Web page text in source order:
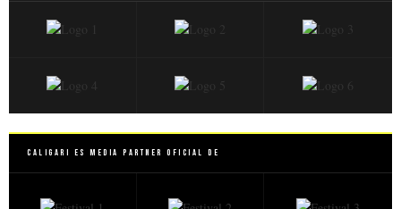
Caligari es Media Partner Oficial de